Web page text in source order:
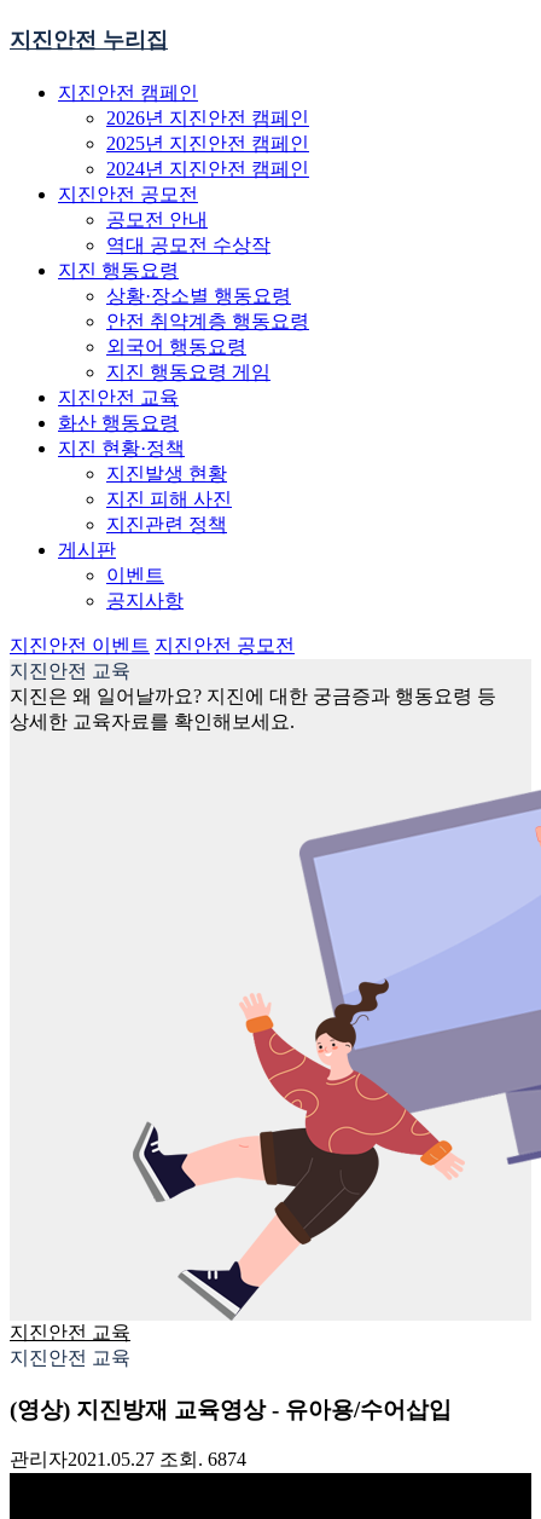
지진안전 누리집
지진안전 캠페인
2026년 지진안전 캠페인
2025년 지진안전 캠페인
2024년 지진안전 캠페인
지진안전 공모전
공모전 안내
역대 공모전 수상작
지진 행동요령
상황·장소별 행동요령
안전 취약계층 행동요령
외국어 행동요령
지진 행동요령 게임
지진안전 교육
화산 행동요령
지진 현황·정책
지진발생 현황
지진 피해 사진
지진관련 정책
게시판
이벤트
공지사항
지진안전 이벤트 지진안전 공모전
지진안전 교육
지진은 왜 일어날까요? 지진에 대한 궁금증과 행동요령 등
상세한 교육자료를 확인해보세요.
지진안전 교육
지진안전 교육
(영상) 지진방재 교육영상 - 유아용/수어삽입
관리자2021.05.27 조회. 6874